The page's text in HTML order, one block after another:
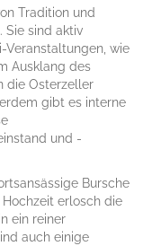
Tradition und
Sie sind aktiv
Veranstaltungen, wie
Ausklang des
die Osterzeller
gibt es interne
und -
Bursche
erlosch die
ein reiner
auch einige